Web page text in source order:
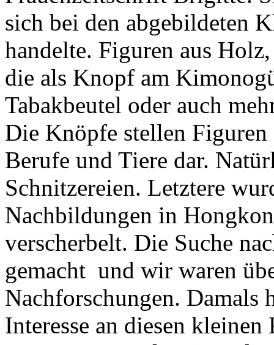
sich bei den abgebildeten
handelte. Figuren aus
die als Knopf am
Tabakbeutel oder auch
Die Knöpfe stellen
Berufe und Tiere dar.
Schnitzereien. Letztere
Nachbildungen in
verscherbelt. Die Suche
gemacht und wir waren
Nachforschungen. Damals
Interesse an diesen